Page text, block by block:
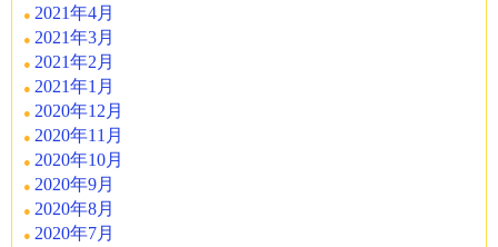
2021年4月
2021年3月
2021年2月
2021年1月
2020年12月
2020年11月
2020年10月
2020年9月
2020年8月
2020年7月